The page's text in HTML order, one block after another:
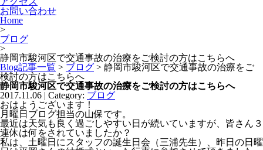
お問い合わせ
Home
>
ブログ
>
静岡市駿河区で交通事故の治療をご検討の方はこちらへ
Blog記事一覧 > ブログ > 静岡市駿河区で交通事故の治療をご
検討の方はこちらへ
静岡市駿河区で交通事故の治療をご検討の方はこちらへ
2017.11.06 | Category: ブログ
おはようございます！
月曜日ブログ担当の山保です。
最近は天気も良く過ごしやすい日が続いていますが、皆さん３
連休は何をされていましたか？
私は、土曜日にスタッフの誕生日会（三浦先生）、昨日の日曜